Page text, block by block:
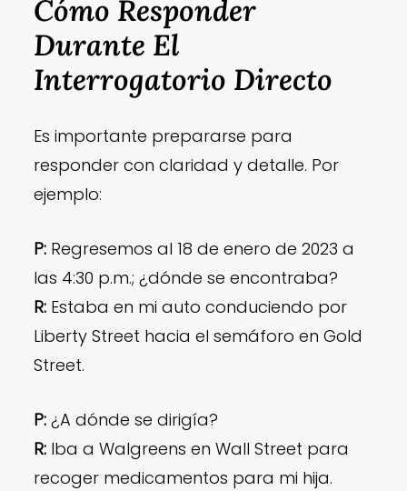
Cómo Responder
Durante El
Interrogatorio Directo
Es importante prepararse para
responder con claridad y detalle. Por
ejemplo:
P: Regresemos al 18 de enero de 2023 a
las 4:30 p.m.; ¿dónde se encontraba?
R: Estaba en mi auto conduciendo por
Liberty Street hacia el semáforo en Gold
Street.
P: ¿A dónde se dirigía?
R: Iba a Walgreens en Wall Street para
recoger medicamentos para mi hija.